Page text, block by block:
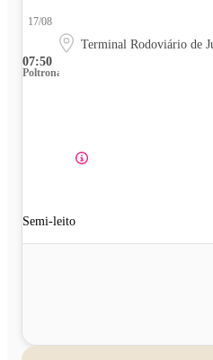
07:50
17/08
Terminal Rodoviário de
Poltrona
Semi-leito